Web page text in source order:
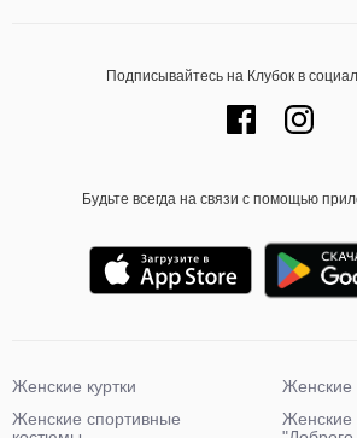
Подписывайтесь на Клубок в
Будьте всегда на связи с помощью
Женские куртки
Женские спортивные
Женские
Женские